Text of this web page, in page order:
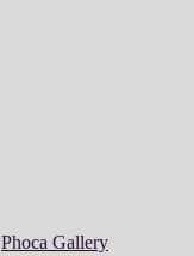
Phoca Gallery